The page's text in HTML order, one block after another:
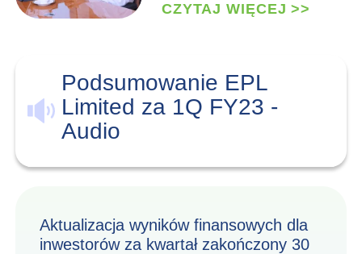
CZYTAJ WIĘCEJ >>
Podsumowanie EPL
Limited za 1Q FY23 -
Audio
Aktualizacja wyników finansowych dla
inwestorów za kwartał zakończony 30